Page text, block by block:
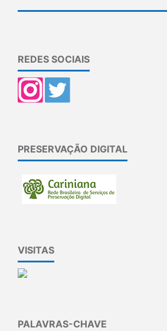
REDES SOCIAIS
PRESERVAÇÃO DIGITAL
VISITAS
PALAVRAS-CHAVE